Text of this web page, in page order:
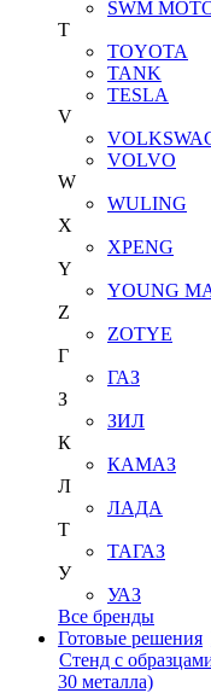
SWM
T
TOYOTA
TANK
TESLA
V
VOLVO
W
WULING
X
XPENG
Y
YOUNG
Z
ZOTYE
Г
ГАЗ
З
ЗИЛ
К
КАМАЗ
Л
ЛАДА
Т
ТАГАЗ
У
УАЗ
Все бренды
Готовые решения
Стенд с
30 металла)